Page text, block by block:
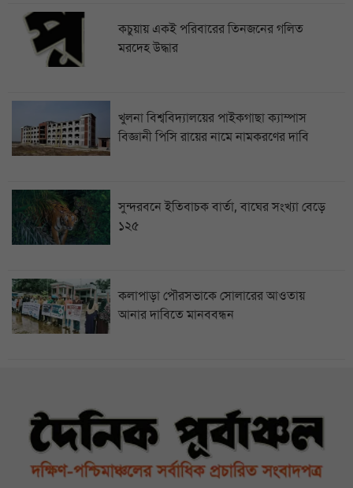
কচুয়ায় একই পরিবারের তিনজনের গলিত
মরদেহ উদ্ধার
খুলনা বিশ্ববিদ্যালয়ের পাইকগাছা ক্যাম্পাস
বিজ্ঞানী পিসি রায়ের নামে নামকরণের দাবি
সুন্দরবনে ইতিবাচক বার্তা, বাঘের সংখ্যা বেড়ে
১২৫
কলাপাড়া পৌরসভাকে সোলারের আওতায়
আনার দাবিতে মানববন্ধন